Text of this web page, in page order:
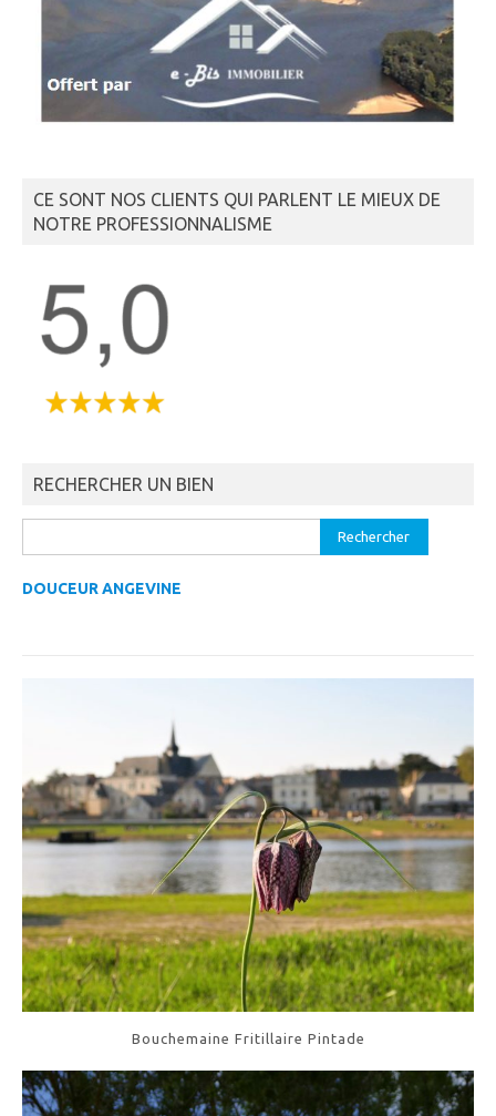
CE SONT NOS CLIENTS QUI PARLENT LE MIEUX DE
NOTRE PROFESSIONNALISME
RECHERCHER UN BIEN
DOUCEUR ANGEVINE
Bouchemaine Fritillaire Pintade